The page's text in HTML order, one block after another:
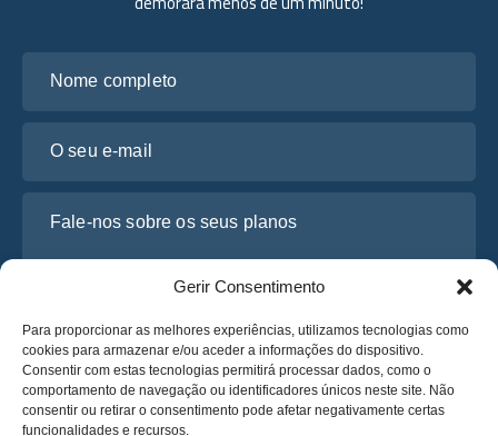
Gerir Consentimento
Para proporcionar as melhores experiências, utilizamos tecnologias como
cookies para armazenar e/ou aceder a informações do dispositivo.
Consentir com estas tecnologias permitirá processar dados, como o
comportamento de navegação ou identificadores únicos neste site. Não
consentir ou retirar o consentimento pode afetar negativamente certas
funcionalidades e recursos.